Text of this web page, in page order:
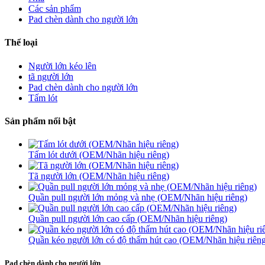
Các sản phẩm
Pad chèn dành cho người lớn
Thể loại
Người lớn kéo lên
tã người lớn
Pad chèn dành cho người lớn
Tấm lót
Sản phẩm nổi bật
Tấm lót dưới (OEM/Nhãn hiệu riêng)
Tã người lớn (OEM/Nhãn hiệu riêng)
Quần pull người lớn mỏng và nhẹ (OEM/Nhãn hiệu riêng)
Quần pull người lớn cao cấp (OEM/Nhãn hiệu riêng)
Quần kéo người lớn có độ thấm hút cao (OEM/Nhãn hiệu
Pad chèn dành cho người lớn